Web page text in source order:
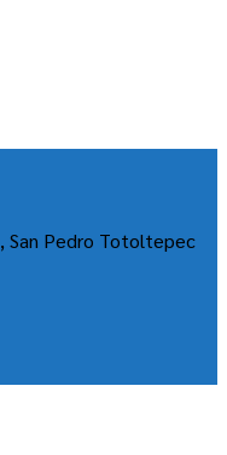
San Pedro Totoltepec